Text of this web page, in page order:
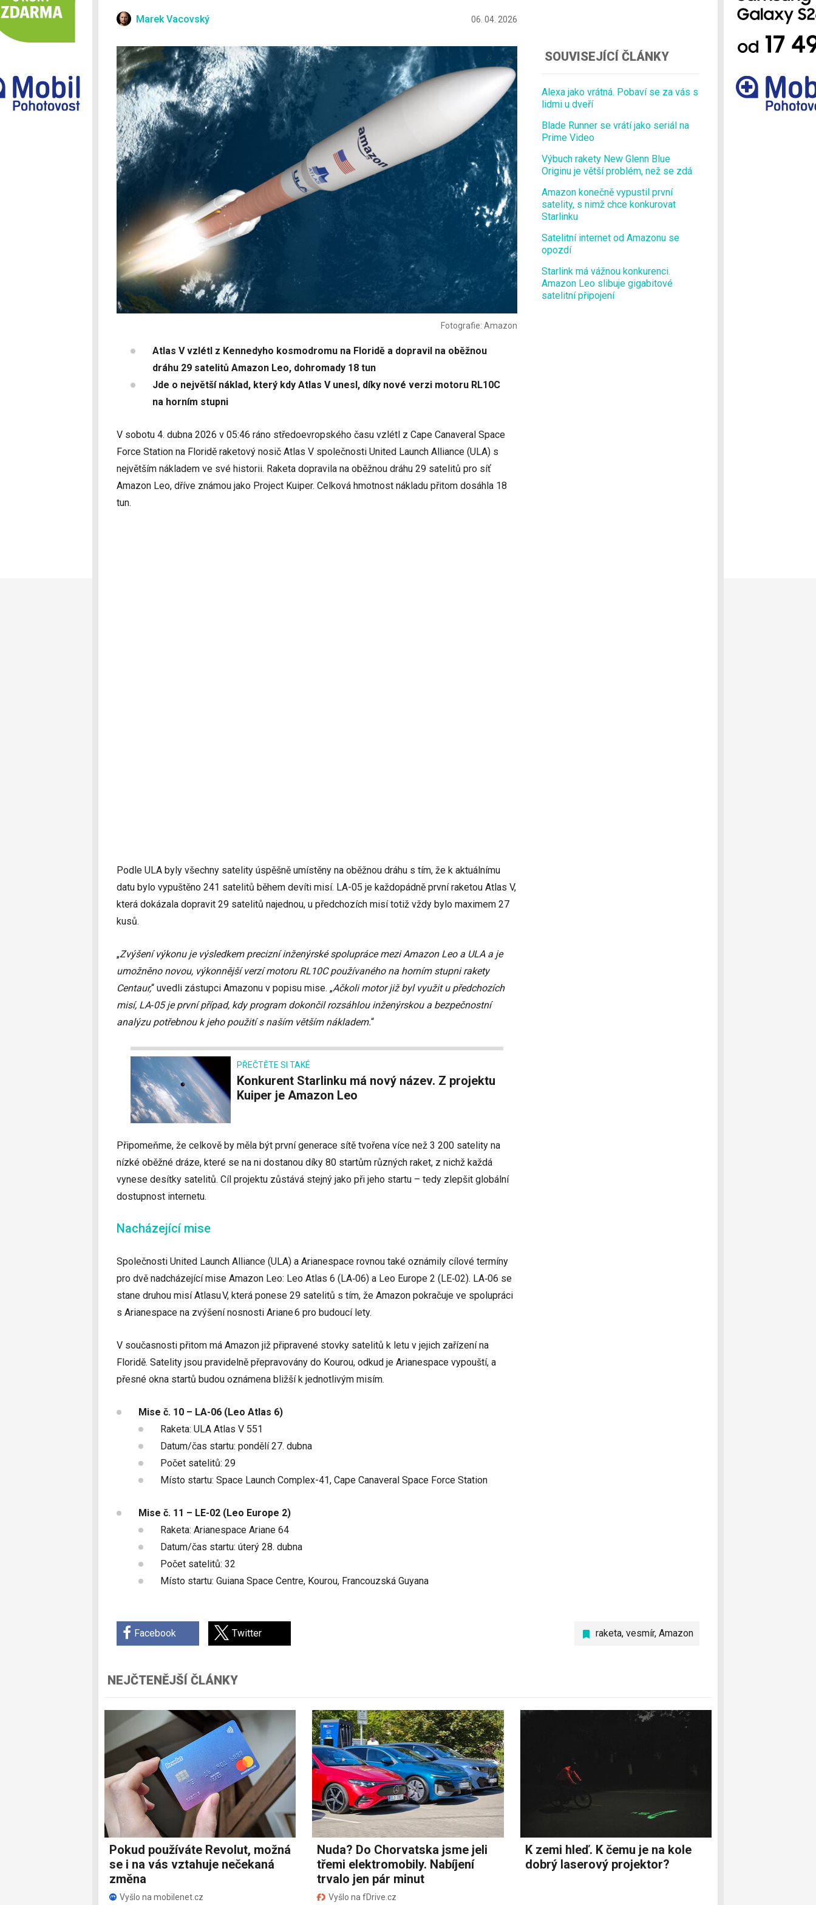
Marek Vacovský 06. 04. 2026
Fotografie: Amazon
Atlas V vzlétl z Kennedyho kosmodromu na Floridě a dopravil na oběžnou
dráhu 29 satelitů Amazon Leo, dohromady 18 tun
Jde o největší náklad, který kdy Atlas V unesl, díky nové verzi motoru RL10C
na horním stupni
V sobotu 4. dubna 2026 v 05:46 ráno středoevropského času vzlétl z Cape Canaveral Space
Force Station na Floridě raketový nosič Atlas V společnosti United Launch Alliance (ULA) s
největším nákladem ve své historii. Raketa dopravila na oběžnou dráhu 29 satelitů pro síť
Amazon Leo, dříve známou jako Project Kuiper. Celková hmotnost nákladu přitom dosáhla 18
tun.
Podle ULA byly všechny satelity úspěšně umístěny na oběžnou dráhu s tím, že k aktuálnímu
datu bylo vypuštěno 241 satelitů během devíti misí. LA-05 je každopádně první raketou Atlas V,
která dokázala dopravit 29 satelitů najednou, u předchozích misí totiž vždy bylo maximem 27
kusů.
„Zvýšení výkonu je výsledkem precizní inženýrské spolupráce mezi Amazon Leo a ULA a je
umožněno novou, výkonnější verzí motoru RL10C používaného na horním stupni rakety
Centaur,“ uvedli zástupci Amazonu v popisu mise. „Ačkoli motor již byl využit u předchozích
misí, LA‑05 je první případ, kdy program dokončil rozsáhlou inženýrskou a bezpečnostní
analýzu potřebnou k jeho použití s naším větším nákladem.“
PŘEČTĚTE SI TAKÉ
Konkurent Starlinku má nový název. Z projektu
Kuiper je Amazon Leo
Připomeňme, že celkově by měla být první generace sítě tvořena více než 3 200 satelity na
nízké oběžné dráze, které se na ni dostanou díky 80 startům různých raket, z nichž každá
vynese desítky satelitů. Cíl projektu zůstává stejný jako při jeho startu – tedy zlepšit globální
dostupnost internetu.
Nacházející mise
Společnosti United Launch Alliance (ULA) a Arianespace rovnou také oznámily cílové termíny
pro dvě nadcházející mise Amazon Leo: Leo Atlas 6 (LA‑06) a Leo Europe 2 (LE‑02). LA‑06 se
stane druhou misí Atlasu V, která ponese 29 satelitů s tím, že Amazon pokračuje ve spolupráci
s Arianespace na zvýšení nosnosti Ariane 6 pro budoucí lety.
V současnosti přitom má Amazon již připravené stovky satelitů k letu v jejich zařízení na
Floridě. Satelity jsou pravidelně přepravovány do Kourou, odkud je Arianespace vypouští, a
přesné okna startů budou oznámena bližší k jednotlivým misím.
Mise č. 10 – LA-06 (Leo Atlas 6)
Raketa: ULA Atlas V 551
Datum/čas startu: pondělí 27. dubna
Počet satelitů: 29
Místo startu: Space Launch Complex-41, Cape Canaveral Space Force Station
Mise č. 11 – LE-02 (Leo Europe 2)
Raketa: Arianespace Ariane 64
Datum/čas startu: úterý 28. dubna
Počet satelitů: 32
Místo startu: Guiana Space Centre, Kourou, Francouzská Guyana
raketa, vesmír, Amazon
Facebook Twitter
SOUVISEJÍCÍ ČLÁNKY
Alexa jako vrátná. Pobaví se za vás s
lidmi u dveří
Blade Runner se vrátí jako seriál na
Prime Video
Výbuch rakety New Glenn Blue
Originu je větší problém, než se zdá
Amazon konečně vypustil první
satelity, s nimž chce konkurovat
Starlinku
Satelitní internet od Amazonu se
opozdí
Starlink má vážnou konkurenci.
Amazon Leo slibuje gigabitové
satelitní připojení
NEJČTENĚJŠÍ ČLÁNKY
Pokud používáte Revolut, možná
se i na vás vztahuje nečekaná
změna
Vyšlo na mobilenet.cz
Nuda? Do Chorvatska jsme jeli
třemi elektromobily. Nabíjení
trvalo jen pár minut
Vyšlo na fDrive.cz
K zemi hleď. K čemu je na kole
dobrý laserový projektor?